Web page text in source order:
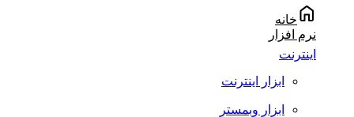
خانه
نرم افزار
اینترنت
ابزار اینترنت
ابزار وبمستر